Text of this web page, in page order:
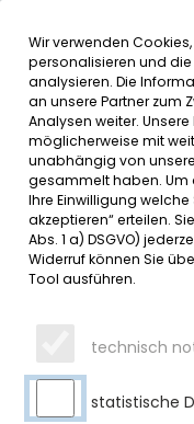
DATUMSMENÜ
JAHR WÄHLEN
MONAT WÄHLEN
Wir verwenden
personalisieren und die
analysieren. Die
an unsere Partner zum
Analysen weiter.
möglicherweise mit
unabhängig von
gesammelt haben. Um
Ihre Einwilligung welche
akzeptieren“ erteilen.
Abs. 1 a) DSGVO)
Widerruf können Sie
Tool ausführen.
technisch
statistische